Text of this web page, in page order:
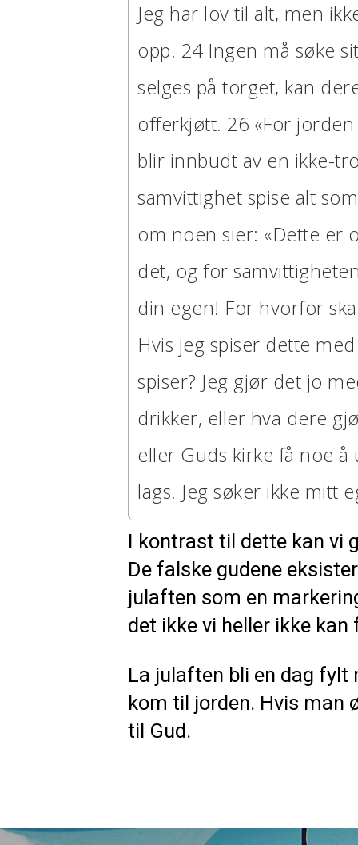
Jeg har lov til alt, men
opp. 24 Ingen må søke
selges på torget, kan
offerkjøtt. 26 «For
blir innbudt av en ikke-
samvittighet spise alt
om noen sier: «Dette er
det, og for
din egen! For hvorfor
Hvis jeg spiser dette
spiser? Jeg gjør det jo
drikker, eller hva dere
eller Guds kirke få noe
lags. Jeg søker ikke mitt
I kontrast til dette kan vi
De falske gudene
julaften som en
det ikke vi heller ikke kan
La julaften bli en dag fylt
kom til jorden. Hvis man
til Gud.